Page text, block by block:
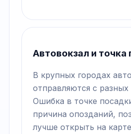
Автовокзал и точка
В крупных городах
отправляются с
Ошибка в точке
причина опозданий,
лучше открыть на